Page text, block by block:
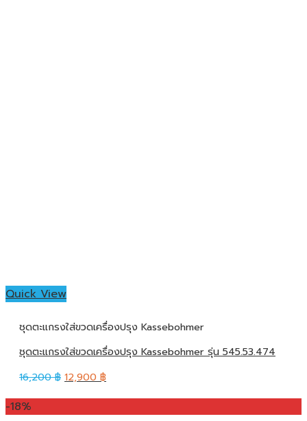
Quick View
ชุดตะแกรงใส่ขวดเครื่องปรุง Kassebohmer
ชุดตะแกรงใส่ขวดเครื่องปรุง Kassebohmer รุ่น 545.53.474
16,200฿ 12,900 ฿
-18%